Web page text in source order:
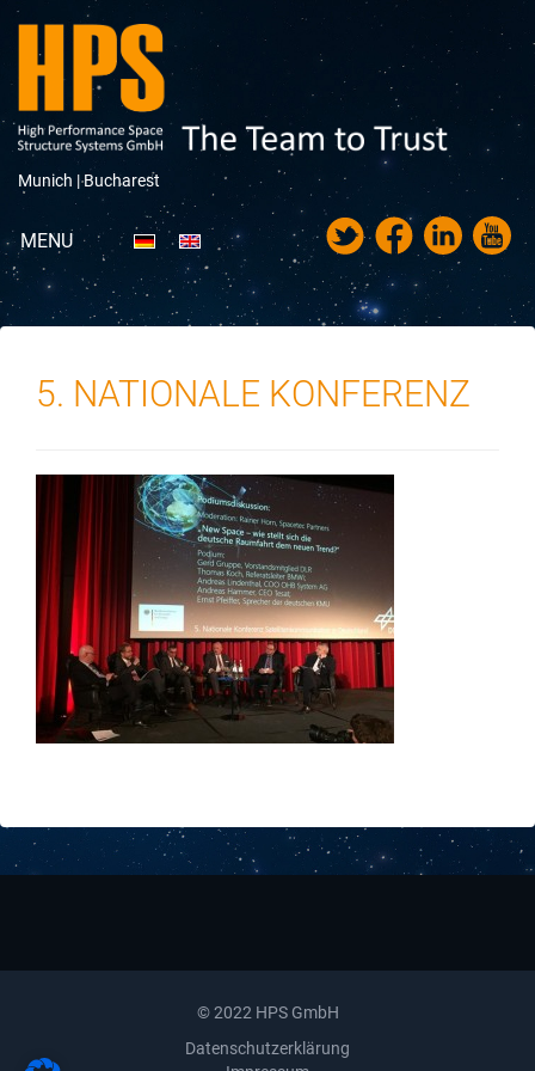
Munich |Bucharest
MENU
Portfolio
News
Downloads
Kontakt
5. NATIONALE KONFERENZ
© 2022 HPS GmbH
Datenschutzerklärung